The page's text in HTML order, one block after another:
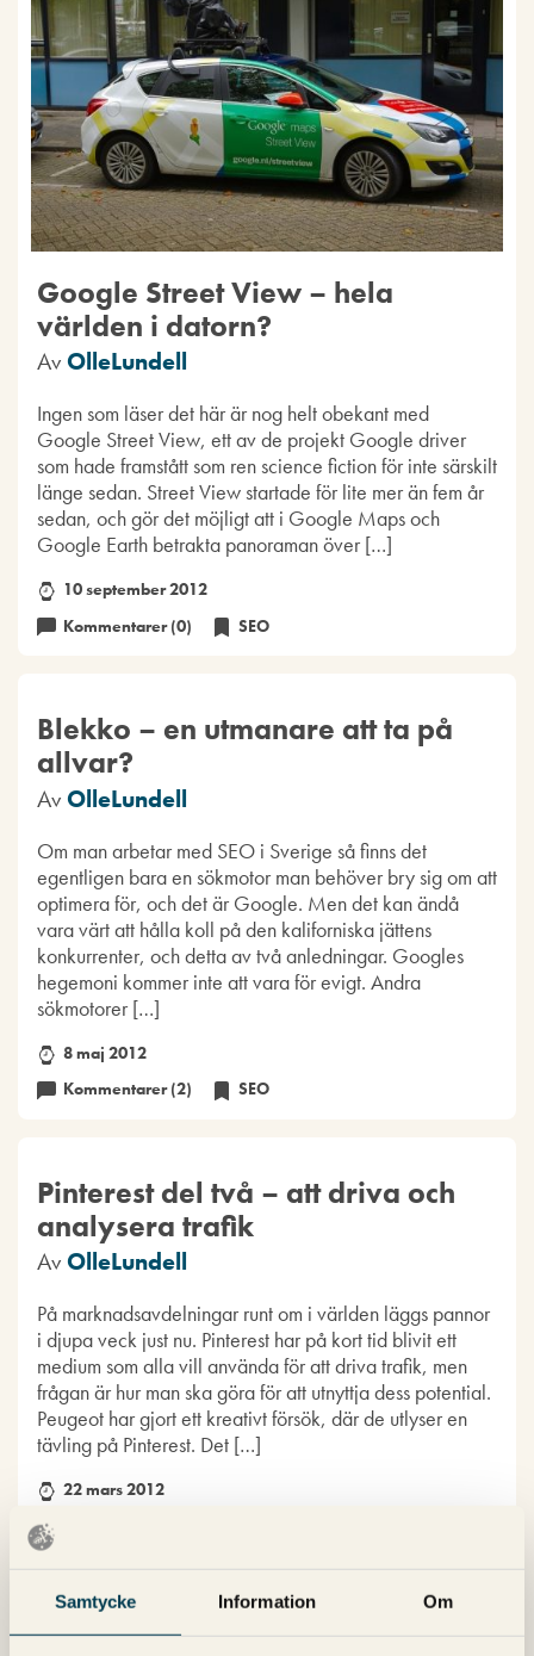
Samtycke Information Om
Google Street View – hela
världen i datorn?
AvOlleLundell
Ingen som läser det här är nog helt obekant med
Google Street View, ett av de projekt Google driver
som hade framstått som ren science fiction för inte särskilt
länge sedan. Street View startade för lite mer än fem år
sedan, och gör det möjligt att i Google Maps och
Google Earth betrakta panoraman över […]
10 september 2012
Kommentarer (0)
SEO
Blekko – en utmanare att ta på
allvar?
AvOlleLundell
Om man arbetar med SEO i Sverige så finns det
egentligen bara en sökmotor man behöver bry sig om att
optimera för, och det är Google. Men det kan ändå
vara värt att hålla koll på den kaliforniska jättens
konkurrenter, och detta av två anledningar. Googles
hegemoni kommer inte att vara för evigt. Andra
sökmotorer […]
8 maj 2012
Kommentarer (2)
SEO
Pinterest del två – att driva och
analysera trafik
AvOlleLundell
På marknadsavdelningar runt om i världen läggs pannor
i djupa veck just nu. Pinterest har på kort tid blivit ett
medium som alla vill använda för att driva trafik, men
frågan är hur man ska göra för att utnyttja dess potential.
Peugeot har gjort ett kreativt försök, där de utlyser en
tävling på Pinterest. Det […]
22 mars 2012